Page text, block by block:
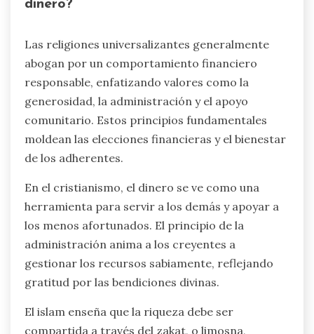
dinero?
Las religiones universalizantes generalmente
abogan por un comportamiento financiero
responsable, enfatizando valores como la
generosidad, la administración y el apoyo
comunitario. Estos principios fundamentales
moldean las elecciones financieras y el bienestar
de los adherentes.
En el cristianismo, el dinero se ve como una
herramienta para servir a los demás y apoyar a
los menos afortunados. El principio de la
administración anima a los creyentes a
gestionar los recursos sabiamente, reflejando
gratitud por las bendiciones divinas.
El islam enseña que la riqueza debe ser
compartida a través del zakat, o limosna,